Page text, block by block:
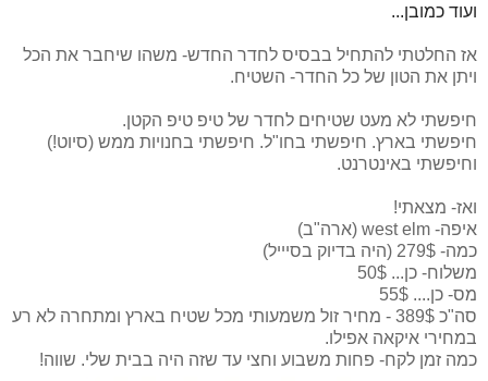
ועוד כמובן...
אז החלטתי להתחיל בבסיס לחדר החדש- משהו שיחבר את הכל
ויתן את הטון של כל החדר- השטיח.
חיפשתי לא מעט שטיחים לחדר של טיפ טיפ הקטן.
חיפשתי בארץ. חיפשתי בחו"ל. חיפשתי בחנויות ממש (סיוט!)
וחיפשתי באינטרנט.
ואז- מצאתי!
איפה- west elm (ארה"ב)
כמה- 279$ (היה בדיוק בסיייל)
משלוח- כן... 50$
מס- כן.... 55$
סה"כ 389$ - מחיר זול משמעותי מכל שטיח בארץ ומתחרה לא רע
במחירי איקאה אפילו.
כמה זמן לקח- פחות משבוע וחצי עד שזה היה בבית שלי. שווה!